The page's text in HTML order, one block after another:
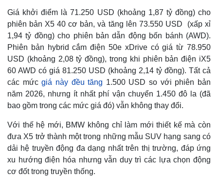
Giá khởi điểm là 71.250 USD (khoảng 1,87 tỷ đồng) cho
phiên bản X5 40 cơ bản, và tăng lên 73.550 USD (xấp xỉ
1,94 tỷ đồng) cho phiên bản dẫn động bốn bánh (AWD).
Phiên bản hybrid cắm điện 50e xDrive có giá từ 78.950
USD (khoảng 2,08 tỷ đồng), trong khi phiên bản điện iX5
60 AWD có giá 81.250 USD (khoảng 2,14 tỷ đồng). Tất cả
các mứcgiá này đều tăng 1.500 USD so với phiên bản
năm 2026, nhưng ít nhất phí vận chuyển 1.450 đô la (đã
bao gồm trong các mức giá đó) vẫn không thay đổi.
Với thế hệ mới, BMW không chỉ làm mới thiết kế mà còn
đưa X5 trở thành một trong những mẫu SUV hạng sang có
dải hệ truyền động đa dạng nhất trên thị trường, đáp ứng
xu hướng điện hóa nhưng vẫn duy trì các lựa chọn động
cơ đốt trong truyền thống.